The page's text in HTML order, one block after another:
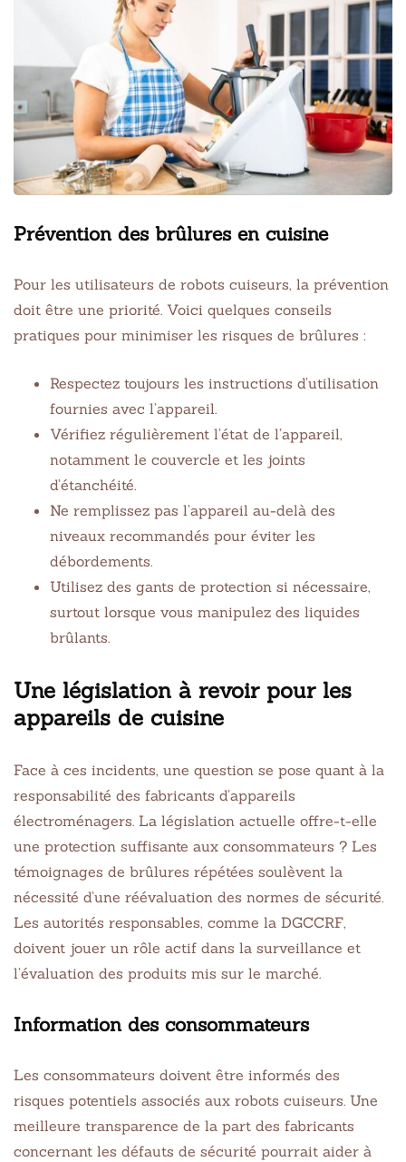
Prévention des brûlures en cuisine
Pour les utilisateurs de robots cuiseurs, la prévention
doit être une priorité. Voici quelques conseils
pratiques pour minimiser les risques de brûlures :
Respectez toujours les instructions d’utilisation
fournies avec l’appareil.
Vérifiez régulièrement l’état de l’appareil,
notamment le couvercle et les joints
d’étanchéité.
Ne remplissez pas l’appareil au-delà des
niveaux recommandés pour éviter les
débordements.
Utilisez des gants de protection si nécessaire,
surtout lorsque vous manipulez des liquides
brûlants.
Une législation à revoir pour les
appareils de cuisine
Face à ces incidents, une question se pose quant à la
responsabilité des fabricants d’appareils
électroménagers. La législation actuelle offre-t-elle
une protection suffisante aux consommateurs ? Les
témoignages de brûlures répétées soulèvent la
nécessité d’une réévaluation des normes de sécurité.
Les autorités responsables, comme la DGCCRF,
doivent jouer un rôle actif dans la surveillance et
l’évaluation des produits mis sur le marché.
Information des consommateurs
Les consommateurs doivent être informés des
risques potentiels associés aux robots cuiseurs. Une
meilleure transparence de la part des fabricants
concernant les défauts de sécurité pourrait aider à